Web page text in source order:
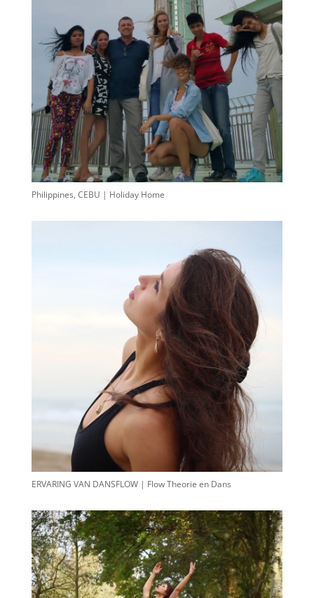
Philippines, CEBU | Holiday Home
ERVARING VAN DANSFLOW | Flow Theorie en Dans